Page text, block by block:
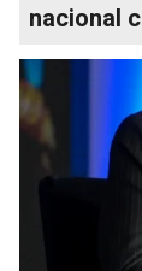
nacional